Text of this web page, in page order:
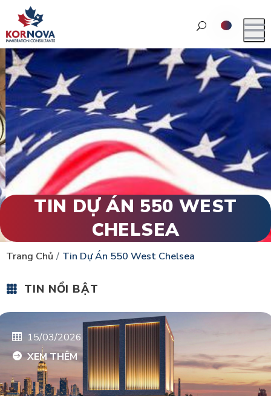
TIN DỰ ÁN 550 WEST
CHELSEA
Trang Chủ Tin Dự Án 550 West Chelsea
TIN NỔI BẬT
15/03/2026
XEM THÊM